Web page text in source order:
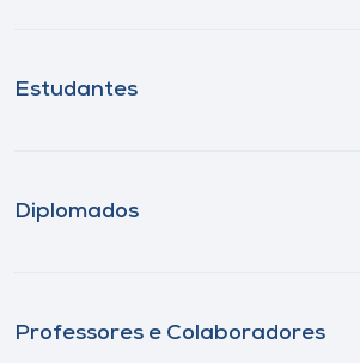
Estudantes
Diplomados
Professores e Colaboradores